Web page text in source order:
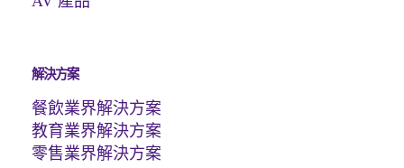
解決方案
餐飲業界解決方案
教育業界解決方案
零售業界解決方案